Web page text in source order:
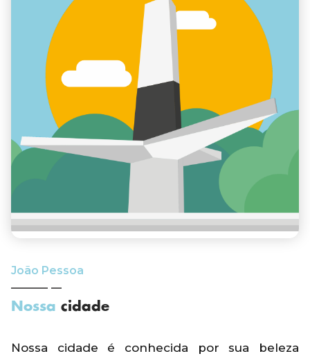
João Pessoa
Nossa cidade
Nossa cidade é conhecida por sua beleza